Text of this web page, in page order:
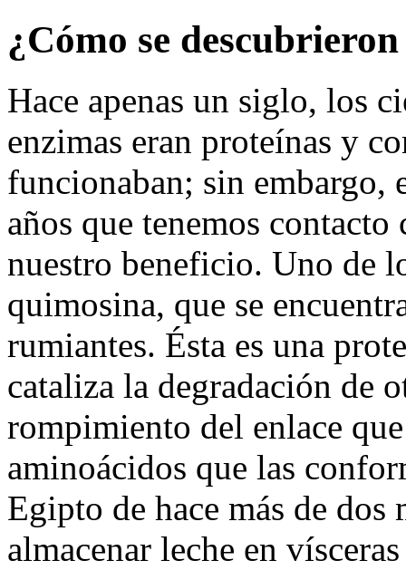
¿Cómo se
Hace apenas un siglo, los
enzimas eran proteínas y
funcionaban; sin embargo,
años que tenemos
nuestro beneficio. Uno de
quimosina, que se
rumiantes. Ésta es una
cataliza la degradación de
rompimiento del enlace
aminoácidos que las
Egipto de hace más de dos
almacenar leche en